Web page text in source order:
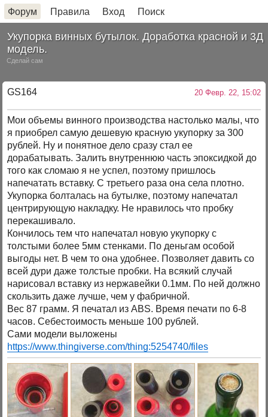
Форум Правила Вход Поиск
Укупорка винных бутылок. Доработка красной и 3Д
модель.
Сделай сам
GS164 20 Февр. 22, 15:02
Мои объемы винного производства настолько малы, что
я приобрел самую дешевую красную укупорку за 300
рублей. Ну и понятное дело сразу стал ее
дорабатывать. Залить внутреннюю часть эпоксидкой до
того как сломаю я не успел, поэтому пришлось
напечатать вставку. С третьего раза она села плотно.
Укупорка болталась на бутылке, поэтому напечатал
центрирующую накладку. Не нравилось что пробку
перекашивало.
Кончилось тем что напечатал новую укупорку с
толстыми более 5мм стенками. По деньгам особой
выгоды нет. В чем то она удобнее. Позволяет давить со
всей дури даже толстые пробки. На всякий случай
нарисовал вставку из нержавейки 0.1мм. По ней должно
скользить даже лучше, чем у фабричной.
Вес 87 грамм. Я печатал из ABS. Время печати по 6-8
часов. Себестоимость меньше 100 рублей.
Сами модели выложены
https://www.thingiverse.com/thing:5254740/files